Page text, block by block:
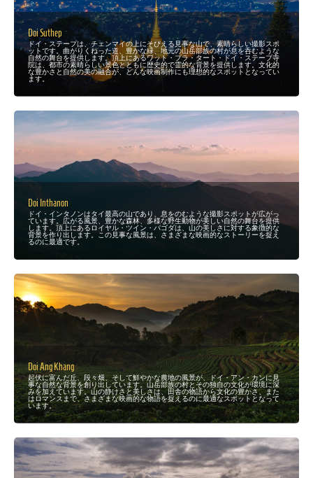
Doi Suthep
ドイ・ステープは、チェンマイの上にそびえる見事な山で、素晴らしい撮影スポ
ットです。曲がりくねった道、豊かな緑、地元の山岳部族の村が息を呑むような
自然の舞台を提供します。頂上にあるワット・プラ・タート・ドイ・ステープ寺
院は、都市の素晴らしい景色とともに歴史的で霊的な背景を提供します。文化的
な豊かさと自然の美の融合が、どんな映画制作にも理想的なスポットとなってい
ます。
Doi Inthanon
ドイ・インタノンはタイ最高の山であり、息をのむような撮影スポットが広がっ
ています。広がる風景、豊かな森林、多様な野生動物が美しい自然の舞台を提供
します。頂上にあるロイヤル・ツイン・パゴダは、山の美しさに対する象徴的な
背景を作り出します。この見事な風景は、さまざまな映画的なストーリーを捉え
るのに最適です。
Doi Ang Khang
起伏に富んだ丘、段々畑、そして鮮やかな農地の風景が、ドイ・アン・カンに見
事な自然な背景を創り出しています。山岳部族の村とその独自の文化が環境に深
みを加えています。山の静けさと美しさは、田舎の物語から文化の豊かさ、また
はロマンスまで、さまざまな映画的な物語を捉えるのに最適なスポットとなって
います。